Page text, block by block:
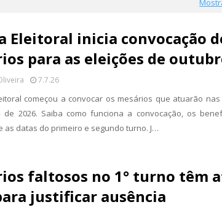
Eleitoral inicia convocação
para as eleições de
7.7.26
começou a convocar os mesários que atuarão nas
de 2026. Saiba como funciona a convocação, os
as datas do primeiro e segundo turno. J…
faltosos no 1° turno têm
justificar ausência